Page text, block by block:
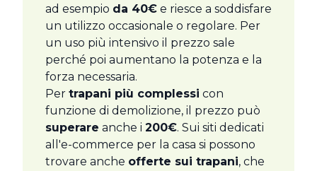
ad esempio da 40€ e riesce a soddisfare
un utilizzo occasionale o regolare. Per
un uso più intensivo il prezzo sale
perché poi aumentano la potenza e la
forza necessaria.
Per trapani più complessi con
funzione di demolizione, il prezzo può
superare anche i 200€. Sui siti dedicati
all'e-commerce per la casa si possono
trovare anche offerte sui trapani, che